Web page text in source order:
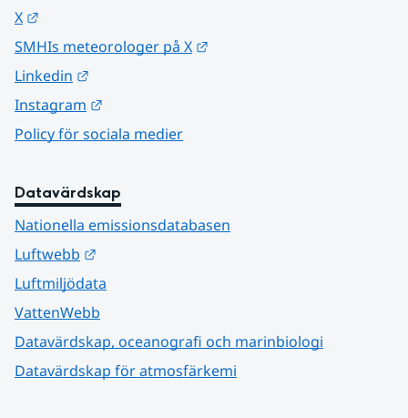
X
SMHIs meteorologer på X
Linkedin
Instagram
Policy för sociala medier
Datavärdskap
Nationella emissionsdatabasen
Luftwebb
Luftmiljödata
VattenWebb
Datavärdskap, oceanografi och marinbiologi
Datavärdskap för atmosfärkemi